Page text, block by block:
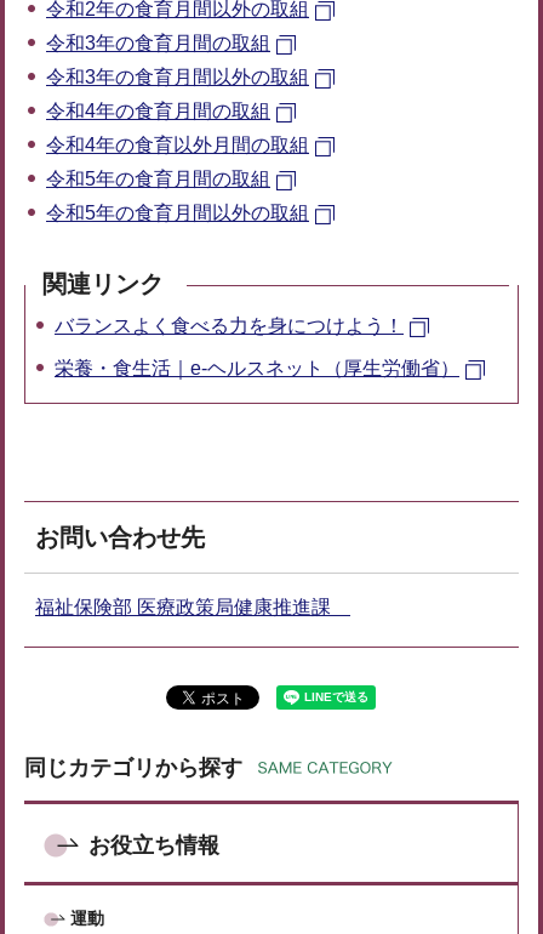
令和2年の食育月間以外の取組
令和3年の食育月間の取組
令和3年の食育月間以外の取組
令和4年の食育月間の取組
令和4年の食育以外月間の取組
令和5年の食育月間の取組
令和5年の食育月間以外の取組
関連リンク
バランスよく食べる力を身につけよう！
栄養・食生活｜e-ヘルスネット（厚生労働省）
お問い合わせ先
福祉保険部 医療政策局健康推進課
同じカテゴリから探す
お役立ち情報
運動